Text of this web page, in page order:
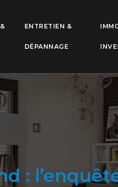
ENTRETIEN &
DÉPANNAGE
: